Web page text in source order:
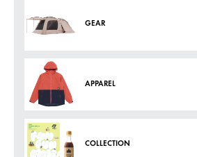
GEAR
APPAREL
COLLECTION